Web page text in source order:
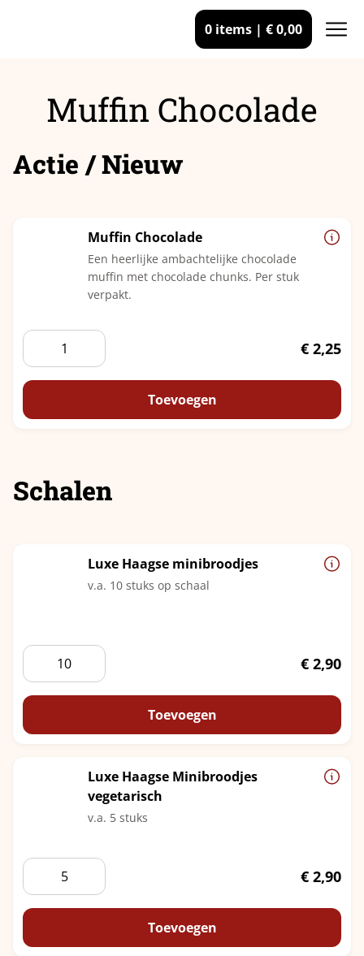
0 items | €0,00
Muffin Chocolade
Actie / Nieuw
Muffin Chocolade
Een heerlijke ambachtelijke chocolade
muffin met chocolade chunks. Per stuk
verpakt.
Muffin
Chocolade
aantal
€ 2,25
Toevoegen
Schalen
Luxe Haagse minibroodjes
v.a. 10 stuks op schaal
Luxe
Haagse
minibroodjes
€ 2,90
Toevoegen
Luxe Haagse Minibroodjes
vegetarisch
v.a. 5 stuks
Luxe
Haagse
Minibroodjes
aantal
€ 2,90
Toevoegen